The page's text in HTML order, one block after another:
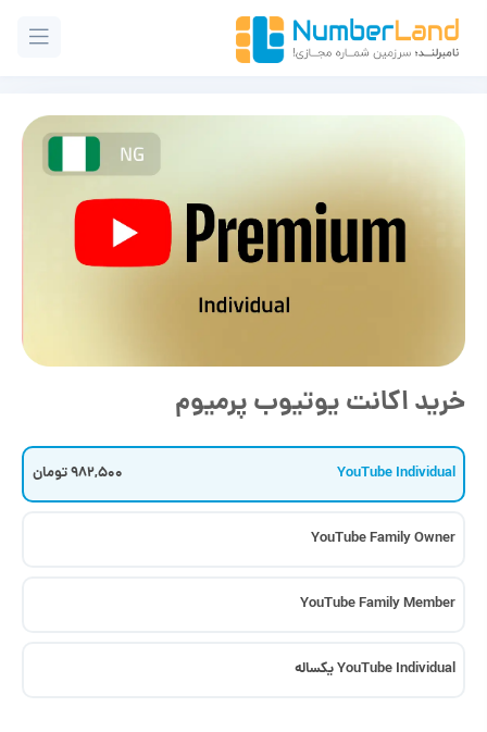
خرید اکانت یوتیوب پرمیوم
YouTube Individual 982,500 تومان
YouTube Family Owner
YouTube Family Member
YouTube Individual یکساله